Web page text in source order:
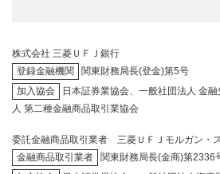
株式会社 三菱ＵＦＪ銀行
登録金融機関
関東財務局長(登金)第5号
加入協会
日本証券業協会、一般社団法人 金
人 第二種金融商品取引業協会
委託金融商品取引業者 三菱ＵＦＪモルガン・
金融商品取引業者
関東財務局長(金商)第2336